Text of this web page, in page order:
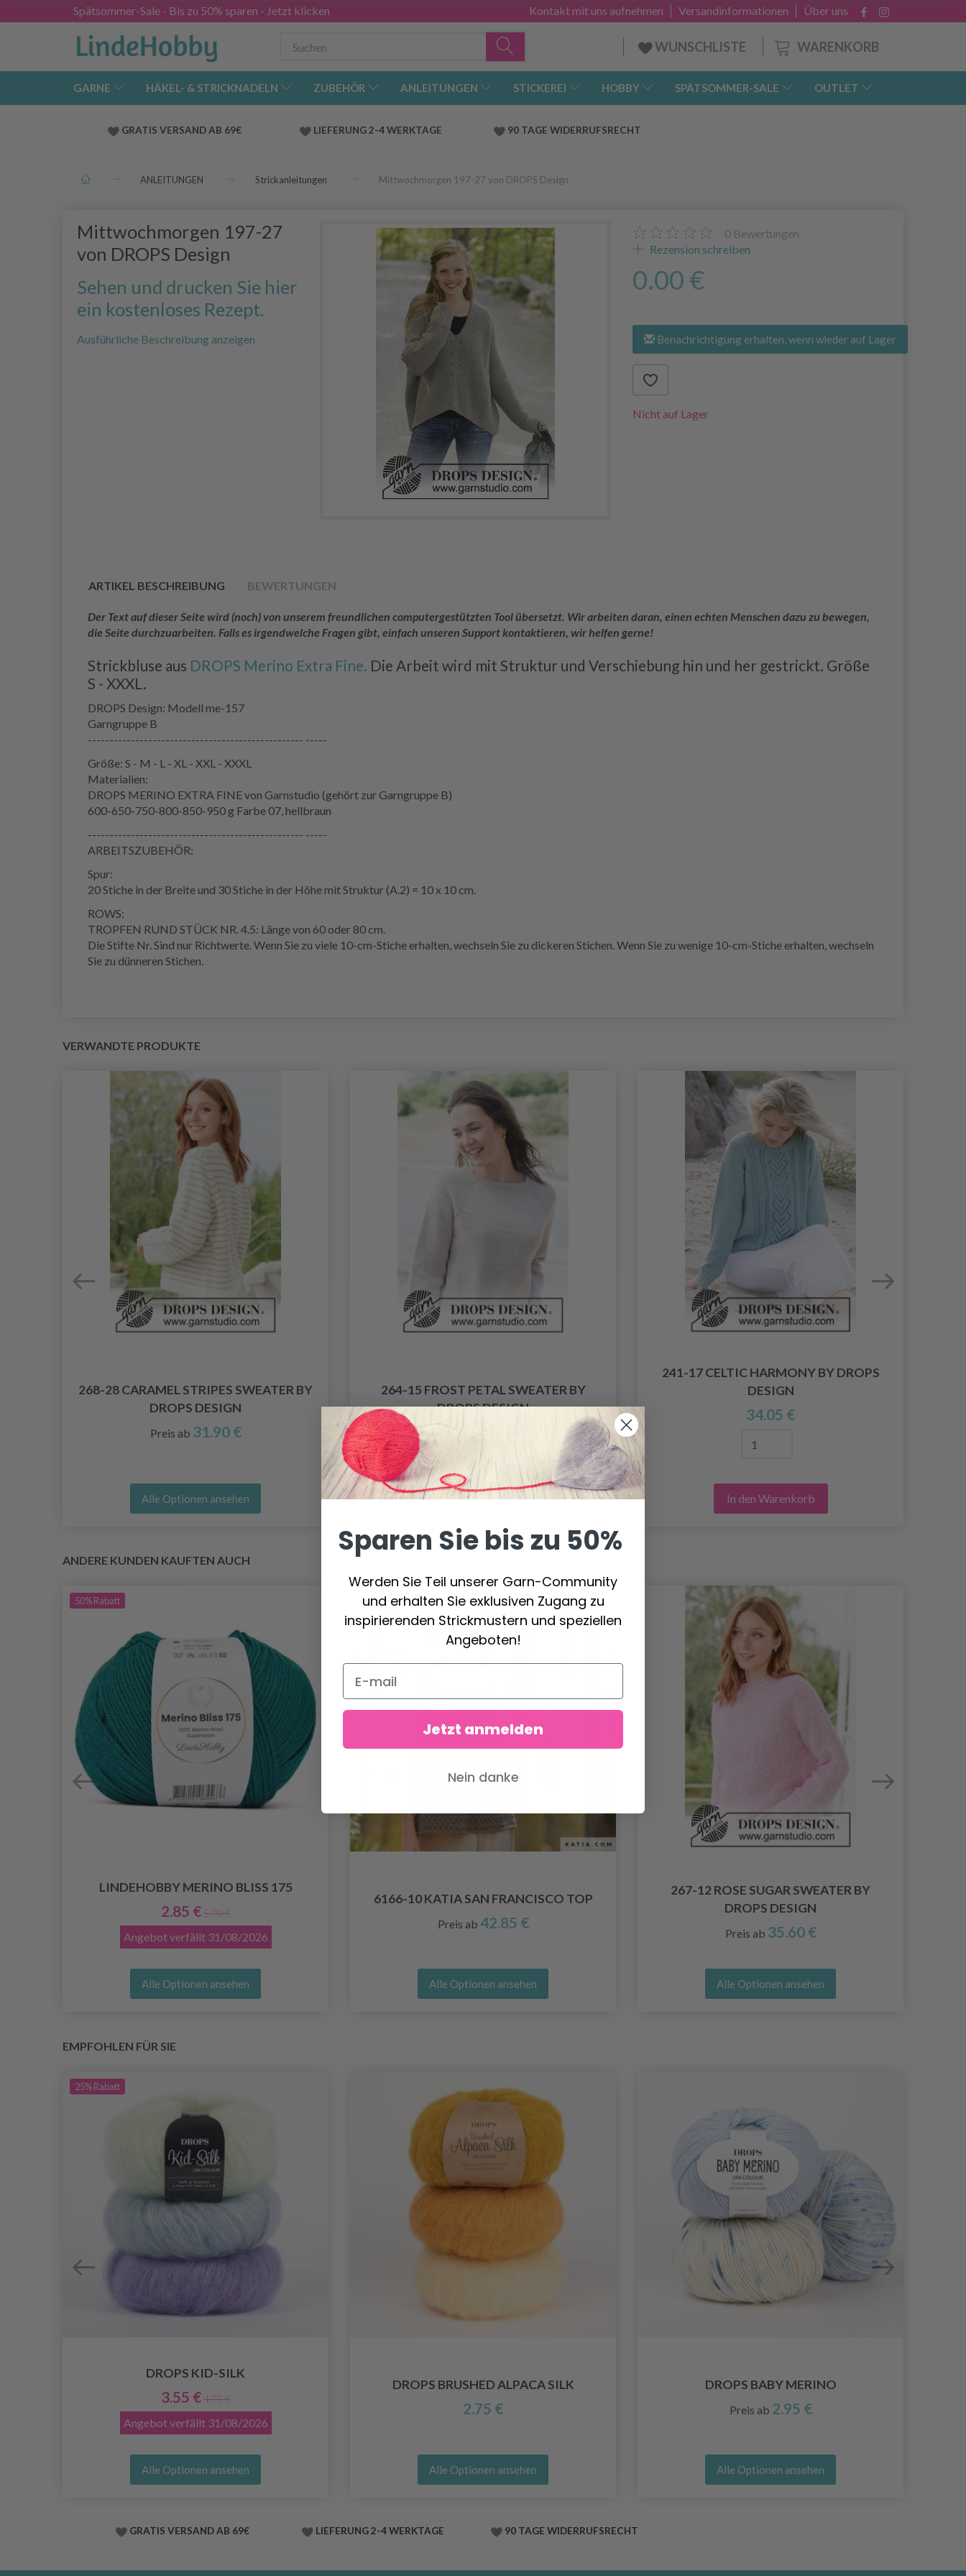
Spätsommer-Sale - Bis zu 50% sparen - Jetzt klicken Über uns
Versandinformationen
Kontakt mit uns aufnehmen
WARENKORB
WUNSCHLISTE
GARNE HÄKEL- & STRICKNADELN ZUBEHÖR ANLEITUNGEN STICKEREI HOBBY SPÄTSOMMER-SALE OUTLET
GRATIS VERSAND AB 69€ LIEFERUNG 2-4 WERKTAGE 90 TAGE WIDERRUFSRECHT
ANLEITUNGEN Strickanleitungen Mittwochmorgen 197-27 von DROPS Design
Mittwochmorgen 197-27
von DROPS Design
Sehen und drucken Sie hier
ein kostenloses Rezept.
Ausführliche Beschreibung anzeigen
0 Bewertungen
Rezension schreiben
0.00 €
Benachrichtigung erhalten, wenn wieder auf Lager
Nicht auf Lager
ARTIKEL BESCHREIBUNG BEWERTUNGEN
Der Text auf dieser Seite wird (noch) von unserem freundlichen computergestützten Tool übersetzt. Wir arbeiten daran, einen echten Menschen dazu zu bewegen,
die Seite durchzuarbeiten. Falls es irgendwelche Fragen gibt, einfach unseren Support kontaktieren, wir helfen gerne!
Strickbluse aus DROPS Merino Extra Fine. Die Arbeit wird mit Struktur und Verschiebung hin und her gestrickt. Größe
S - XXXL.
DROPS Design: Modell me-157
Garngruppe B
-------------------------------------------------- -----
Größe: S - M - L - XL - XXL - XXXL
Materialien:
DROPS MERINO EXTRA FINE von Garnstudio (gehört zur Garngruppe B)
600-650-750-800-850-950 g Farbe 07, hellbraun
-------------------------------------------------- -----
ARBEITSZUBEHÖR:
Spur:
20 Stiche in der Breite und 30 Stiche in der Höhe mit Struktur (A.2) = 10 x 10 cm.
ROWS:
TROPFEN RUND STÜCK NR. 4.5: Länge von 60 oder 80 cm.
Die Stifte Nr. Sind nur Richtwerte. Wenn Sie zu viele 10-cm-Stiche erhalten, wechseln Sie zu dickeren Stichen. Wenn Sie zu wenige 10-cm-Stiche erhalten, wechseln
Sie zu dünneren Stichen.
VERWANDTE PRODUKTE
268-28 CARAMEL STRIPES SWEATER BY
DROPS DESIGN
Preis ab 31.90 €
Alle Optionen ansehen
264-15 FROST PETAL SWEATER BY
DROPS DESIGN
Preis ab
Alle Optionen ansehen
241-17 CELTIC HARMONY BY DROPS
DESIGN
34.05 €
In den Warenkorb
ANDERE KUNDEN KAUFTEN AUCH
50%Rabatt
LINDEHOBBY MERINO BLISS 175
2.85 € 5.70 €
Angebot verfällt 31/08/2026
Alle Optionen ansehen
6166-10 KATIA SAN FRANCISCO TOP
Preis ab 42.85 €
Alle Optionen ansehen
267-12 ROSE SUGAR SWEATER BY
DROPS DESIGN
Preis ab 35.60 €
Alle Optionen ansehen
EMPFOHLEN FÜR SIE
25%Rabatt
DROPS KID-SILK
3.55 € 4.75 €
Angebot verfällt 31/08/2026
Alle Optionen ansehen
DROPS BRUSHED ALPACA SILK
2.75 €
Alle Optionen ansehen
DROPS BABY MERINO
Preis ab 2.95 €
Alle Optionen ansehen
GRATIS VERSAND AB 69€ LIEFERUNG 2-4 WERKTAGE 90 TAGE WIDERRUFSRECHT
Sparen Sie bis zu 50%
Werden Sie Teil unserer Garn-Community
und erhalten Sie exklusiven Zugang zu
inspirierenden Strickmustern und speziellen
Angeboten!
Jetzt anmelden
Nein danke